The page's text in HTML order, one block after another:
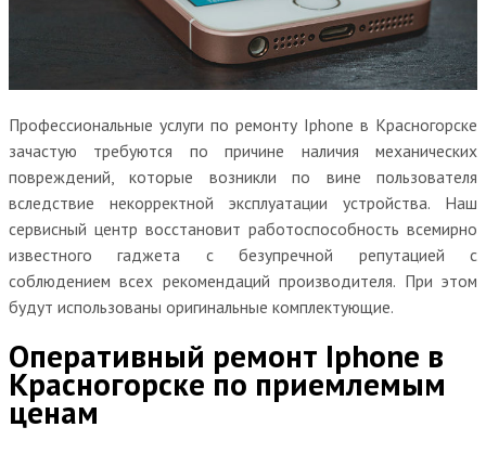
Профессиональные услуги по ремонту Iphone в Красногорске
зачастую требуются по причине наличия механических
повреждений, которые возникли по вине пользователя
вследствие некорректной эксплуатации устройства. Наш
сервисный центр восстановит работоспособность всемирно
известного гаджета с безупречной репутацией с
соблюдением всех рекомендаций производителя. При этом
будут использованы оригинальные комплектующие.
Оперативный ремонт Iphone в
Красногорске по приемлемым
ценам